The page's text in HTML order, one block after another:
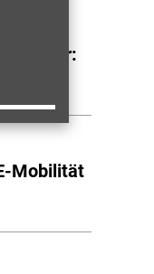
Mobilität